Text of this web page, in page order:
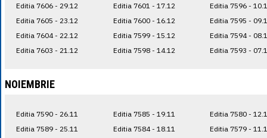
Editia 7606 - 29.12
Editia 7605 - 23.12
Editia 7604 - 22.12
Editia 7603 - 21.12
Editia 7601 - 17.12
Editia 7600 - 16.12
Editia 7599 - 15.12
Editia 7598 - 14.12
Editia 7596 -
Editia 7595 -
Editia 7594 -
Editia 7593 -
NOIEMBRIE
Editia 7590 - 26.11
Editia 7589 - 25.11
Editia 7585 - 19.11
Editia 7584 - 18.11
Editia 7580 -
Editia 7579 -